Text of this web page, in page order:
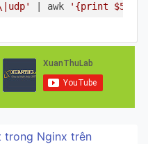
| awk '{print $5}'
trong Nginx trên